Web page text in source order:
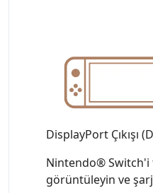
DisplayPort Çıkışı
Nintendo® Switch'i
görüntüleyin ve